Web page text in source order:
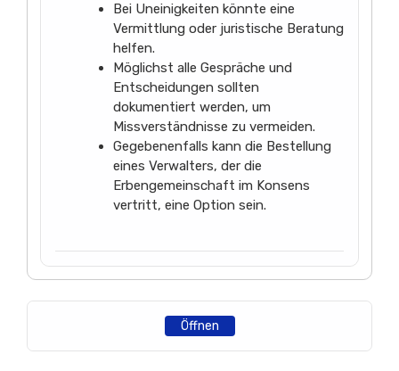
Bei Uneinigkeiten könnte eine
Vermittlung oder juristische Beratung
helfen.
Möglichst alle Gespräche und
Entscheidungen sollten
dokumentiert werden, um
Missverständnisse zu vermeiden.
Gegebenenfalls kann die Bestellung
eines Verwalters, der die
Erbengemeinschaft im Konsens
vertritt, eine Option sein.
Öffnen